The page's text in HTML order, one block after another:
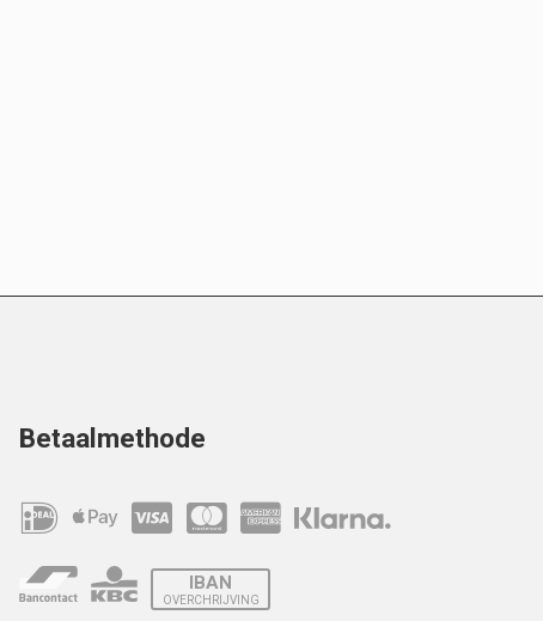
Betaalmethode
IBAN
OVERCHRIJVING